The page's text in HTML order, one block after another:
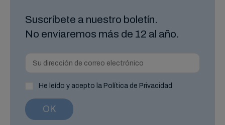
Suscríbete a nuestro boletín.
No enviaremos más de 12 al año.
He leído y acepto la Política de Privacidad